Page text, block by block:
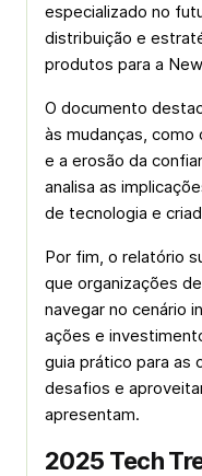
especializado no
distribuição e
produtos para a
O documento
às mudanças,
e a erosão da
analisa as
de tecnologia e
Por fim, o relatório
que organizações
navegar no cenário
ações e
guia prático para as
desafios e
apresentam.
2025 Tech